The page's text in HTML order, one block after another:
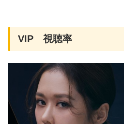
VIP 視聴率